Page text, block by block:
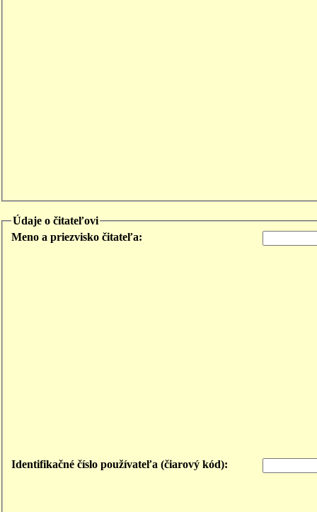
Údaje o čitateľovi
Meno a priezvisko čitateľa:
Identifikačné číslo používateľa (čiarový kód):